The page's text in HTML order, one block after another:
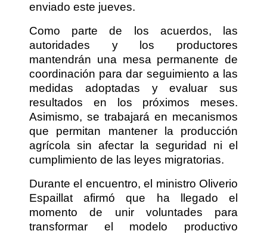
enviado este jueves.
Como parte de los acuerdos, las
autoridades y los productores
mantendrán una mesa permanente de
coordinación para dar seguimiento a las
medidas adoptadas y evaluar sus
resultados en los próximos meses.
Asimismo, se trabajará en mecanismos
que permitan mantener la producción
agrícola sin afectar la seguridad ni el
cumplimiento de las leyes migratorias.
Durante el encuentro, el ministro Oliverio
Espaillat afirmó que ha llegado el
momento de unir voluntades para
transformar el modelo productivo